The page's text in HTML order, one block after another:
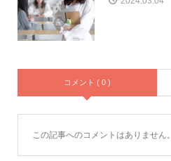
コメント ( 0 )
この記事へのコメントはありません。